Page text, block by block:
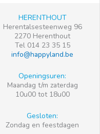
HERENTHOUT
Herentalsesteenweg 96
2270 Herenthout
Tel 014 23 35 15
info@happyland.be
Openingsuren:
Maandag t/m zaterdag
10u00 tot 18u00
Gesloten:
Zondag en feestdagen